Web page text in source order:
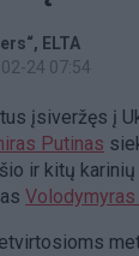
ELTA
24 07:54
įsiveržęs į
Putinas
ir kitų